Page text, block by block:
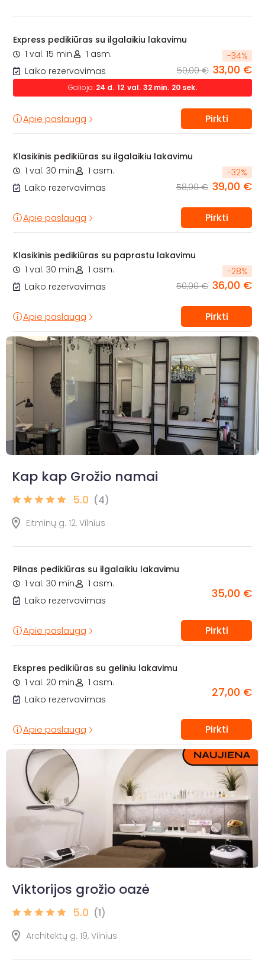
Express pedikiūras su ilgalaikiu lakavimu
1 val. 15 min.
1 asm.
Laiko rezervavimas
-34%
50,00 € 33,00 €
Galioja: 24 d. 12 val. 32 min. 18 sek.
Apie paslaugą Pirkti
Klasikinis pedikiūras su ilgalaikiu lakavimu
1 val. 30 min.
1 asm.
Laiko rezervavimas
-32%
58,00 € 39,00 €
Apie paslaugą Pirkti
Klasikinis pedikiūras su paprastu lakavimu
1 val. 30 min.
1 asm.
Laiko rezervavimas
-28%
50,00 € 36,00 €
Apie paslaugą Pirkti
Kap kap Grožio namai
5.0 (4)
Eitminų g. 12, Vilnius
Pilnas pedikiūras su ilgalaikiu lakavimu
1 val. 30 min.
1 asm.
Laiko rezervavimas
35,00 €
Apie paslaugą Pirkti
Ekspres pedikiūras su geliniu lakavimu
1 val. 20 min.
1 asm.
Laiko rezervavimas
27,00 €
Apie paslaugą Pirkti
Viktorijos grožio oazė
5.0 (1)
Architektų g. 19, Vilnius